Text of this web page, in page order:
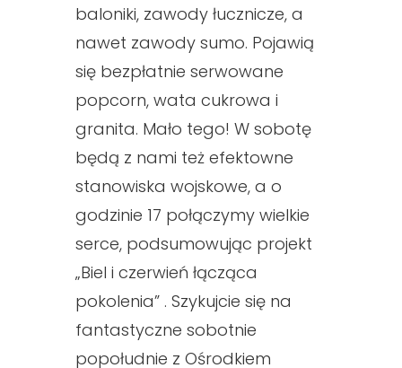
baloniki, zawody łucznicze, a
nawet zawody sumo. Pojawią
się bezpłatnie serwowane
popcorn, wata cukrowa i
granita. Mało tego! W sobotę
będą z nami też efektowne
stanowiska wojskowe, a o
godzinie 17 połączymy wielkie
serce, podsumowując projekt
„Biel i czerwień łącząca
pokolenia” . Szykujcie się na
fantastyczne sobotnie
popołudnie z Ośrodkiem